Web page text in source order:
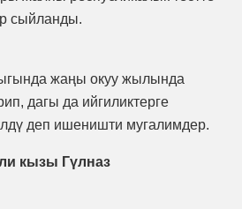
сыйланды.
жаңы окуу жылында
дагы да ийгиликтерге
деп ишеништи мугалимдер.
кызы Гүлназ